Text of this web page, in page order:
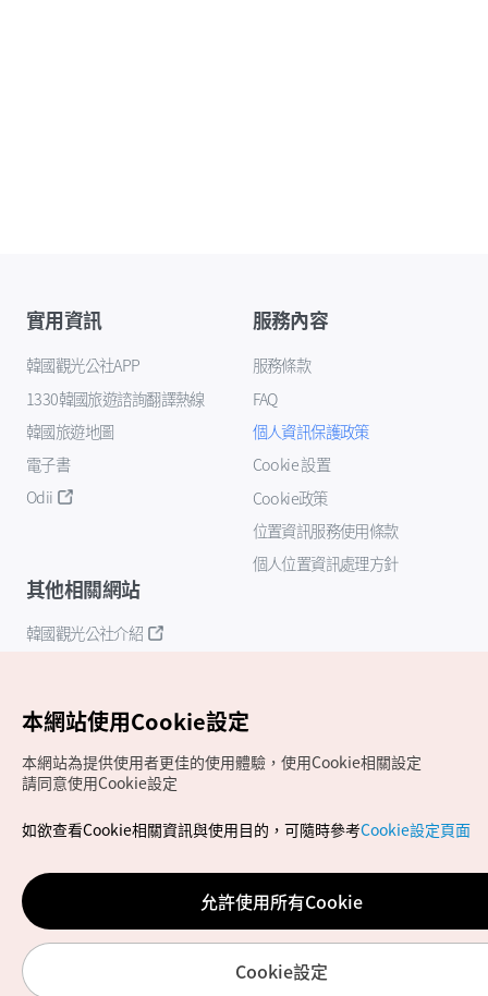
實用資訊
韓國觀光公社APP
1330韓國旅遊諮詢翻譯熱線
韓國旅遊地圖
電子書
Odii
服務內容
服務條款
FAQ
個人資訊保護政策
Cookie 設置
Cookie政策
位置資訊服務使用條款
個人位置資訊處理方針
其他相關網站
韓國觀光公社介紹
Copyrights (c) 韓國觀光公社版權所有
如有相關疑問或建議，歡迎來信至官方信箱
chinese_big5@knto.or.kr
本網站使用Cookie設定
本網站為提供使用者更佳的使用體驗，使用Cookie相關設定
請同意使用Cookie設定
如欲查看Cookie相關資訊與使用目的，可隨時參考Cookie設定頁面
允許使用所有Cookie
Cookie設定